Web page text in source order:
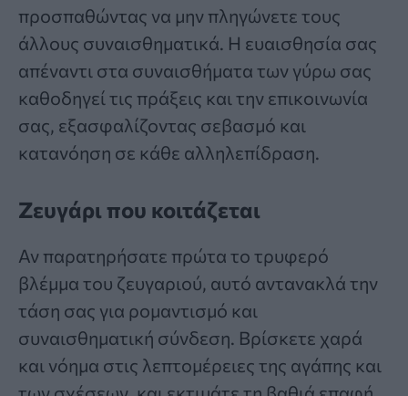
προσπαθώντας να μην πληγώνετε τους
άλλους συναισθηματικά. Η ευαισθησία σας
απέναντι στα συναισθήματα των γύρω σας
καθοδηγεί τις πράξεις και την επικοινωνία
σας, εξασφαλίζοντας σεβασμό και
κατανόηση σε κάθε αλληλεπίδραση.
Ζευγάρι που κοιτάζεται
Αν παρατηρήσατε πρώτα το τρυφερό
βλέμμα του ζευγαριού, αυτό αντανακλά την
τάση σας για ρομαντισμό και
συναισθηματική σύνδεση. Βρίσκετε χαρά
και νόημα στις λεπτομέρειες της αγάπης και